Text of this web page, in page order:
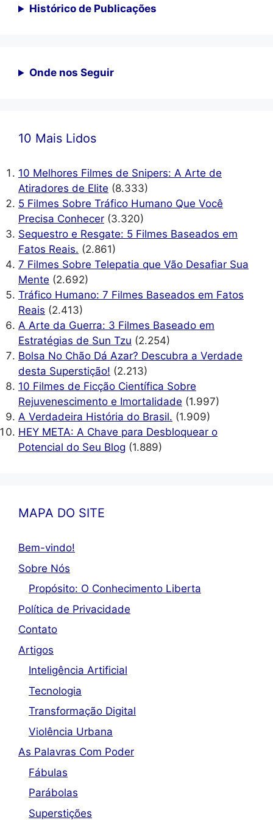
Histórico de Publicações
Onde nos Seguir
10 Mais Lidos
10 Melhores Filmes de Snipers: A Arte de
Atiradores de Elite (8.333)
5 Filmes Sobre Tráfico Humano Que Você
Precisa Conhecer (3.320)
Sequestro e Resgate: 5 Filmes Baseados em
Fatos Reais. (2.861)
7 Filmes Sobre Telepatia que Vão Desafiar Sua
Mente (2.692)
Tráfico Humano: 7 Filmes Baseados em Fatos
Reais (2.413)
A Arte da Guerra: 3 Filmes Baseado em
Estratégias de Sun Tzu (2.254)
Bolsa No Chão Dá Azar? Descubra a Verdade
desta Superstição! (2.213)
10 Filmes de Ficção Científica Sobre
Rejuvenescimento e Imortalidade (1.997)
A Verdadeira História do Brasil. (1.909)
HEY META: A Chave para Desbloquear o
Potencial do Seu Blog (1.889)
MAPA DO SITE
Bem-vindo!
Sobre Nós
Propósito: O Conhecimento Liberta
Política de Privacidade
Contato
Artigos
Inteligência Artificial
Tecnologia
Transformação Digital
Violência Urbana
As Palavras Com Poder
Fábulas
Parábolas
Superstições